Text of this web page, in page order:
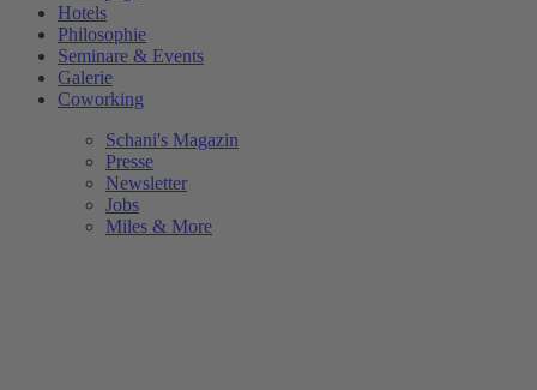
Hotels
Philosophie
Seminare & Events
Galerie
Coworking
Schani's Magazin
Presse
Newsletter
Jobs
Miles & More